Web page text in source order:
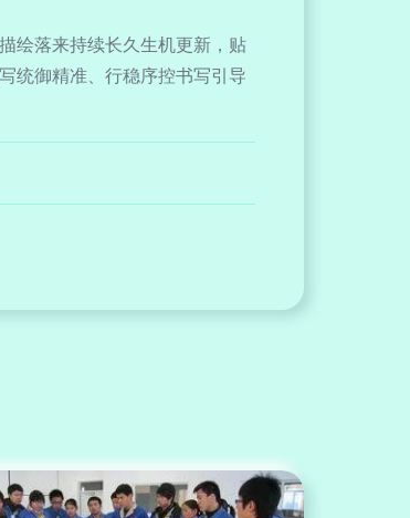
绘落来持续长久生机更新，贴
统御精准、行稳序控书写引导